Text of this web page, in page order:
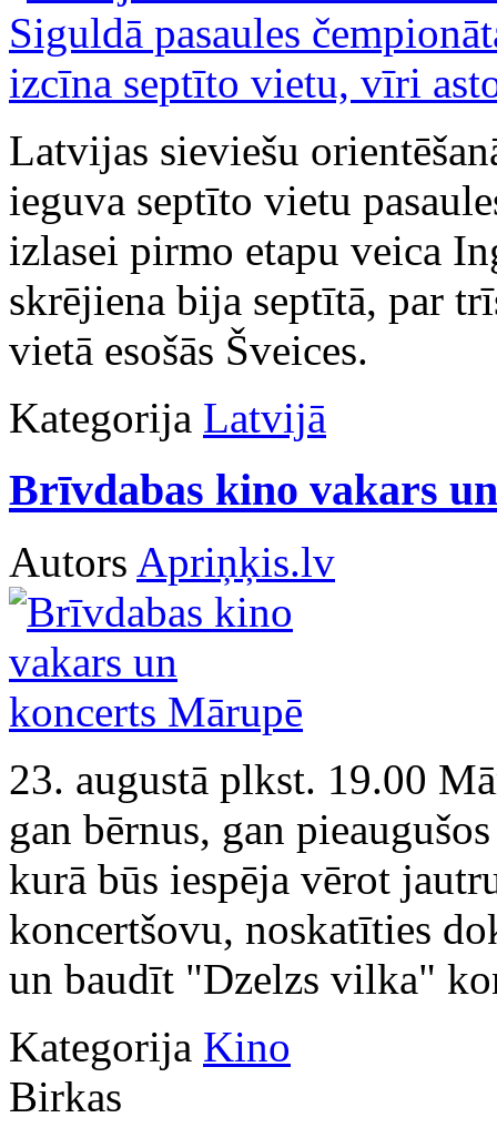
Latvijas sieviešu
ieguva septīto vietu
izlasei pirmo etapu veica
skrējiena bija septītā, par
vietā esošās Šveices.
Kategorija Latvijā
Brīvdabas kino vakars
Autors Apriņķis.lv
23. augustā plkst. 19.00
gan bērnus, gan
kurā būs iespēja vērot
koncertšovu, noskatīties
un baudīt "Dzelzs vilka"
Kategorija Kino
Birkas